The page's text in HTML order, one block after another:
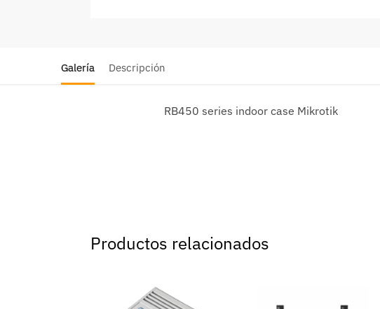
Galería Descripción
RB450 series indoor case Mikrotik
Productos relacionados